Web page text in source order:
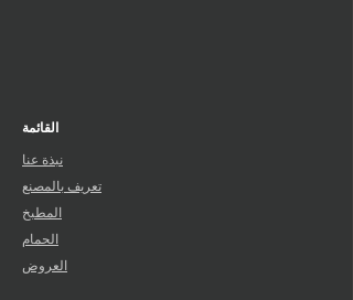
القائمة
نبذة عنا
تعريف بالمصنع
المطبخ
الحمام
العروض